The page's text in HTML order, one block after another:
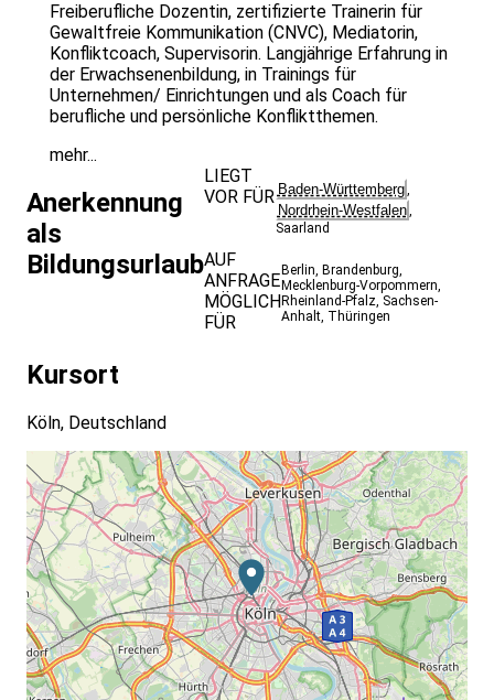
Freiberufliche Dozentin, zertifizierte Trainerin für
Gewaltfreie Kommunikation (CNVC), Mediatorin,
Konfliktcoach, Supervisorin. Langjährige Erfahrung in
der Erwachsenenbildung, in Trainings für
Unternehmen/ Einrichtungen und als Coach für
berufliche und persönliche Konfliktthemen.
mehr...
Anerkennung
als
Bildungsurlaub
LIEGT
VOR FÜR Baden-Württemberg,
Nordrhein-Westfalen,
Saarland
AUF
ANFRAGE
MÖGLICH
FÜR
Berlin, Brandenburg,
Mecklenburg-Vorpommern,
Rheinland-Pfalz, Sachsen-
Anhalt, Thüringen
Kursort
Köln, Deutschland